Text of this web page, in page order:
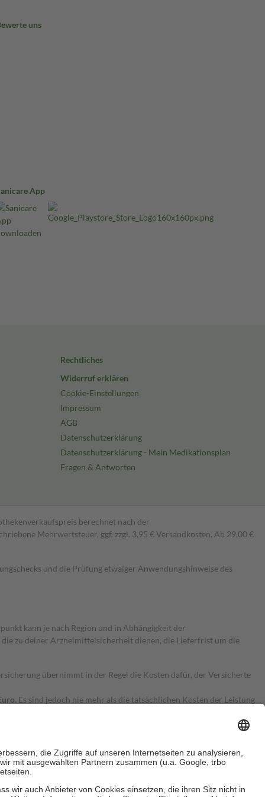
uns
App
Rechtliches
Widerruf erklären
Cookie-Einstellungen
Impressum
AGB
Datenschutzerklärung
Datenschutzerklärung - Mein Medikationsplan
Fragen & Antworten
berechnet nach der
Mehrwertsteuer, ggf. zzgl. 3,95 € Versandkosten. Ab 29,00 €
und die Prüfung etwaiger Anwendungshinweise des
kann je nach Region und in Abhängigkeit der
zu deiner Arzneimittelsicherheit dienen, die Lieferfrist um die
übernimmt in der Regel die Kosten dafür, der Versicherte
Es sind jedoch nie mehr als die tatsächlichen Kosten der Leistung
Zuzahlungen an bei: